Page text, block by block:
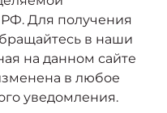
электромобиль
₽*
данных
Для получения
в наши
на данном сайте
в любое
уведомления.